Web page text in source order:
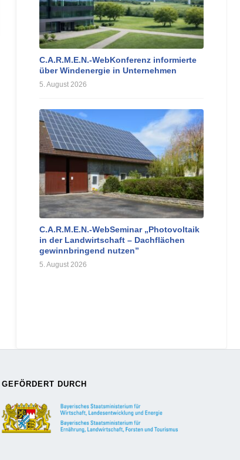
C.A.R.M.E.N.-WebKonferenz informierte
über Windenergie in Unternehmen
5. August 2026
C.A.R.M.E.N.-WebSeminar „Photovoltaik
in der Landwirtschaft – Dachflächen
gewinnbringend nutzen”
5. August 2026
GEFÖRDERT DURCH